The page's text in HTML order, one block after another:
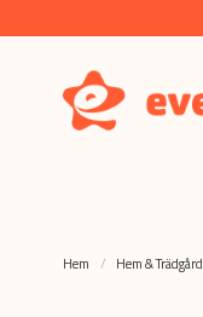
Hem Hem & Trädgård